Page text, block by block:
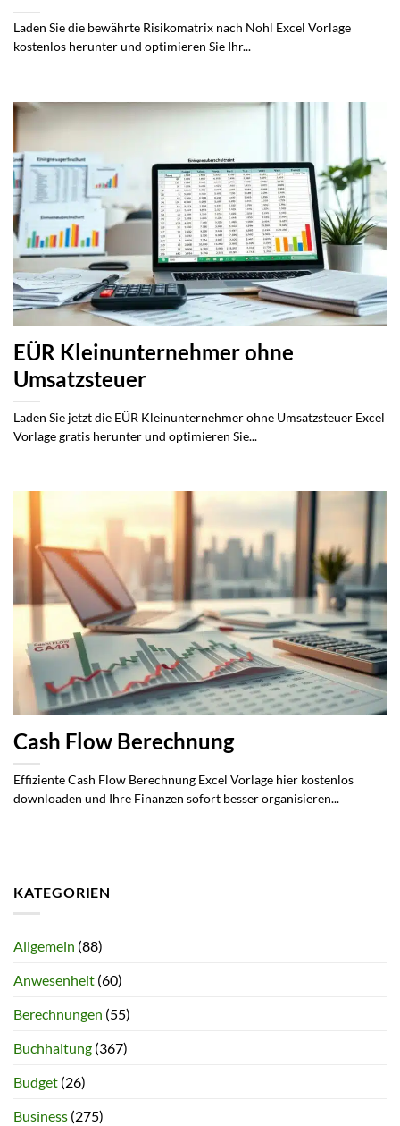
Laden Sie die bewährte Risikomatrix nach Nohl Excel Vorlage
kostenlos herunter und optimieren Sie Ihr...
EÜR Kleinunternehmer ohne
Umsatzsteuer
Laden Sie jetzt die EÜR Kleinunternehmer ohne Umsatzsteuer Excel
Vorlage gratis herunter und optimieren Sie...
Cash Flow Berechnung
Effiziente Cash Flow Berechnung Excel Vorlage hier kostenlos
downloaden und Ihre Finanzen sofort besser organisieren...
KATEGORIEN
Allgemein (88)
Anwesenheit (60)
Berechnungen (55)
Buchhaltung (367)
Budget (26)
Business (275)